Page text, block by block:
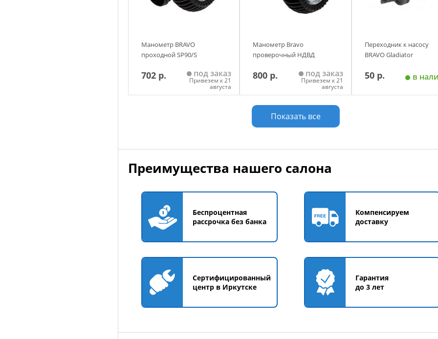
Манометр BRAVO
проходной SP90/S
702 р. под заказ
Привезем к 21
августа
Манометр Bravo
проверочный НДВД
800 р. под заказ
Привезем к 21
августа
Добавить в корзину
Переходник к насосу
BRAVO Gladiator
50 р. в
Показать все
Преимущества нашего салона
Беспроцентная
рассрочка без банка
Компенсируем
доставку
Сертифицированный
центр в Иркутске
Гарантия
до 3 лет